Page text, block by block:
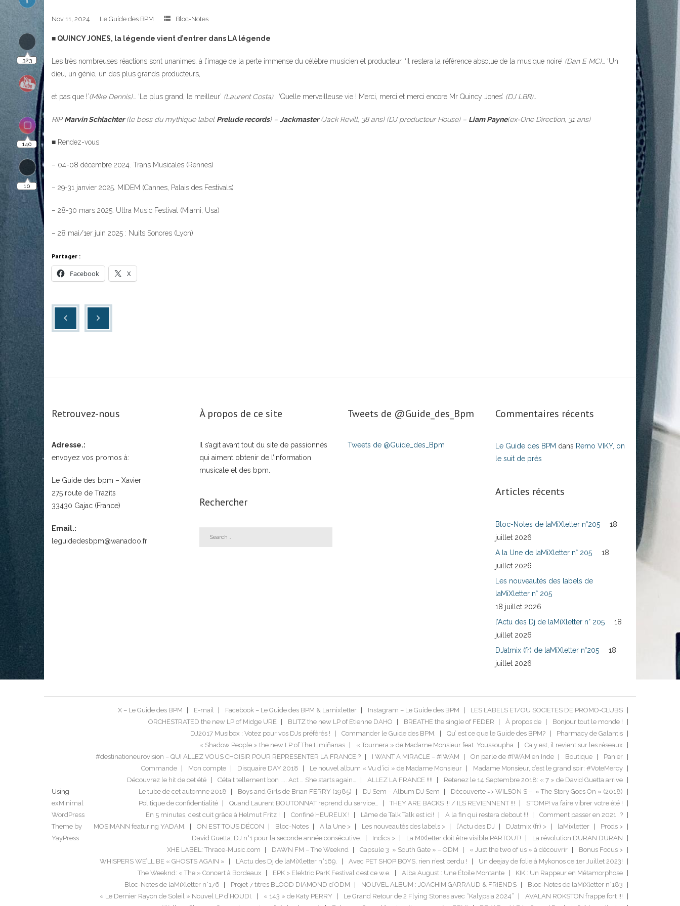
Nov 11, 2024 Le Guide des BPM Bloc-Notes
■ QUINCY JONES, la légende vient d’entrer dans LA légende
Les très nombreuses réactions sont unanimes, à l’image de la perte immense du célèbre musicien et producteur. ‘Il restera la référence absolue de la musique noire’ (Dan E MC)… ‘Un
dieu, un génie, un des plus grands producteurs,
et pas que !’(Mike Dennis)… ‘Le plus grand, le meilleur’ (Laurent Costa)… ‘Quelle merveilleuse vie ! Merci, merci et merci encore Mr Quincy Jones’ (DJ LBR)…
RIP Marvin Schlachter(le boss du mythique label Prelude records) – Jackmaster(Jack Revill, 38 ans) (DJ producteur House) – Liam Payne(ex-One Direction, 31 ans)
■ Rendez-vous
– 04-08 décembre 2024. Trans Musicales (Rennes)
– 29-31 janvier 2025. MIDEM (Cannes, Palais des Festivals)
– 28-30 mars 2025. Ultra Music Festival (Miami, Usa)
– 28 mai/1er juin 2025 : Nuits Sonores (Lyon)
Partager :
Facebook X
Retrouvez-nous
Adresse.:
envoyez vos promos à:
Le Guide des bpm – Xavier
275 route de Trazits
33430 Gajac (France)
Email.:
leguidedesbpm@wanadoo.fr
À propos de ce site
Il s’agit avant tout du site de passionnés
qui aiment obtenir de l’information
musicale et des bpm.
Rechercher
Tweets de ‎@Guide_des_Bpm
Tweets de @Guide_des_Bpm
Commentaires récents
Le Guide des BPM dans Remo VIKY, on
le suit de près
Articles récents
Bloc-Notes de laMiXletter n°205
18
juillet 2026
A la Une de laMiXletter n° 205
18
juillet 2026
Les nouveautés des labels de
laMiXletter n° 205
18 juillet 2026
l’Actu des Dj de laMiXletter n° 205
18
juillet 2026
DJatmix (fr) de laMiXletter n°205
18
juillet 2026
Using
exMinimal
WordPress
Theme by
YayPress
X – Le Guide des BPM E-mail Facebook – Le Guide des BPM & Lamixletter Instagram – Le Guide des BPM
LES LABELS ET/OU SOCIETES DE PROMO-CLUBS
ORCHESTRATED the new LP of Midge URE
BLITZ the new LP of Etienne DAHO BREATHE the single of FEDER À propos de
Bonjour tout le monde !
DJ2017 Musibox : Votez pour vos DJs préférés !
Commander le Guide des BPM. Qu’ est ce que le Guide des BPM?
Pharmacy de Galantis
« Shadow People » the new LP of The Limiñanas
« Tournera » de Madame Monsieur feat. Youssoupha
Ca y est, il revient sur les réseaux
#destinationeurovision – QUI ALLEZ VOUS CHOISIR POUR REPRESENTER LA FRANCE ?
I WANT A MIRACLE – #IWAM On parle de #IWAM en Inde Boutique
Panier
Commande
Mon compte Disquaire DAY 2018 Le nouvel album « Vu d’ici » de Madame Monsieur
Madame Monsieur, c’est le grand soir: #VoteMercy
Découvrez le hit de cet été
C’était tellement bon ….. Act … She starts again… ALLEZ LA FRANCE !!!!
Retenez le 14 Septembre 2018: « 7 » de David Guetta arrive
Le tube de cet automne 2018
Boys and Girls de Brian FERRY (1985) DJ Sem – Album DJ Sem
Découverte => WILSON S – » The Story Goes On » (2018)
Politique de confidentialité
Quand Laurent BOUTONNAT reprend du service… THEY ARE BACKS !!! / ILS REVIENNENT !!!
STOMP! va faire vibrer votre été !
En 5 minutes, c’est cuit grâce à Helmut Fritz !
Confiné HEUREUX ! L’âme de Talk Talk est ici! A la fin qui restera debout !!!
Comment passer en 2021…?
MOSIMANN featuring YADAM.
ON EST TOUS DÉCON Bloc-Notes A la Une > Les nouveautés des labels > l’Actu des DJ DJatmix (fr) > laMixletter
Prods >
David Guetta: DJ n°1 pour la seconde année consécutive.
Indics > La MIXletter doit être visible PARTOUT!
La révolution DURAN DURAN
XHE LABEL: Thrace-Music.com
DAWN FM – The Weeknd Capsule 3 » South Gate » – ODM « Just the two of us » à découvrir
Bonus Focus >
WHISPERS WE’LL BE « GHOSTS AGAIN »
L’Actu des Dj de laMiXletter n°169. Avec PET SHOP BOYS, rien n’est perdu !
Un deejay de folie à Mykonos ce 1er Juillet 2023!
The Weeknd: « The » Concert à Bordeaux
EPK > Elektric ParK Festival c’est ce w.e. Alba August : Une Étoile Montante
KIK : Un Rappeur en Métamorphose
Bloc-Notes de laMiXletter n°176
Projet 7 titres BLOOD DIAMOND d’ODM NOUVEL ALBUM : JOACHIM GARRAUD & FRIENDS
Bloc-Notes de laMiXletter n°183
« Le Dernier Rayon de Soleil » Nouvel LP d’HOUDI.
« 143 » de Katy PERRY Le Grand Retour de 2 Flying Stones avec “Kalypsia 2024”
AVALAN ROKSTON frappe fort !!!
323
140
10